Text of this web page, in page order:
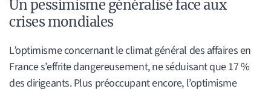
Un pessimisme généralisé face aux
crises mondiales
L’optimisme concernant le climat général des affaires en
France s’effrite dangereusement, ne séduisant que 17 %
des dirigeants. Plus préoccupant encore, l’optimisme